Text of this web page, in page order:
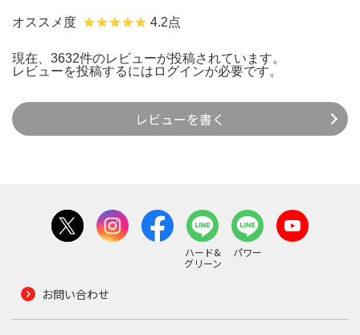
オススメ度 4.2点
現在、3632件のレビューが投稿されています。
レビューを投稿するには ログインが必要です。
レビューを書く
ハード&
グリーン
パワー
お問い合わせ